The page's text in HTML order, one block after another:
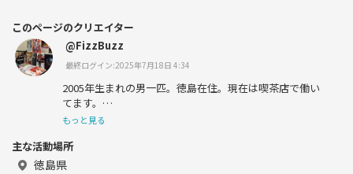
このページのクリエイター
@FizzBuzz
最終ログイン:2025年7月18日 4:34
2005年生まれの男一匹。徳島在住。現在は喫茶店で働い
てます。
生にゆるーく楽しく過ごせたらいいなと思っています！
もっと見る
主な活動場所
徳島県